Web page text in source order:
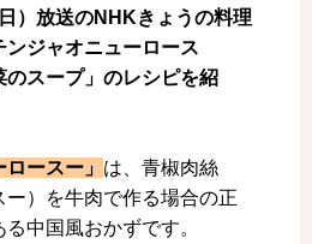
）放送のNHKきょうの料理
ンジャオニューロース
のスープ」のレシピを紹
ースー」 は、青椒肉絲
ー）を牛肉で作る場合の正
中国風おかずです。